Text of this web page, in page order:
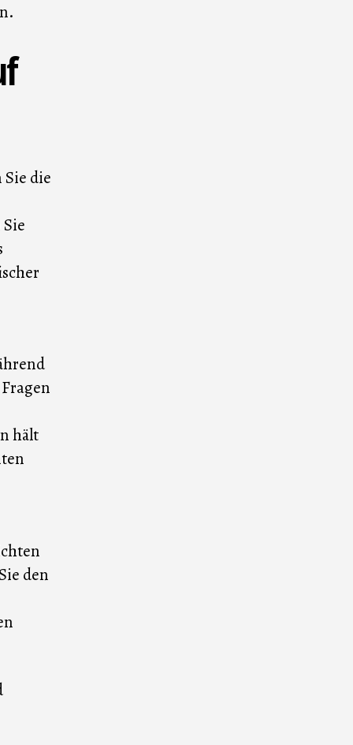
die
hält
den